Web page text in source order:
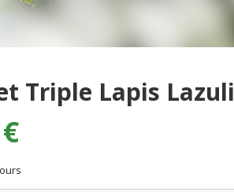
Triple Lapis Lazuli